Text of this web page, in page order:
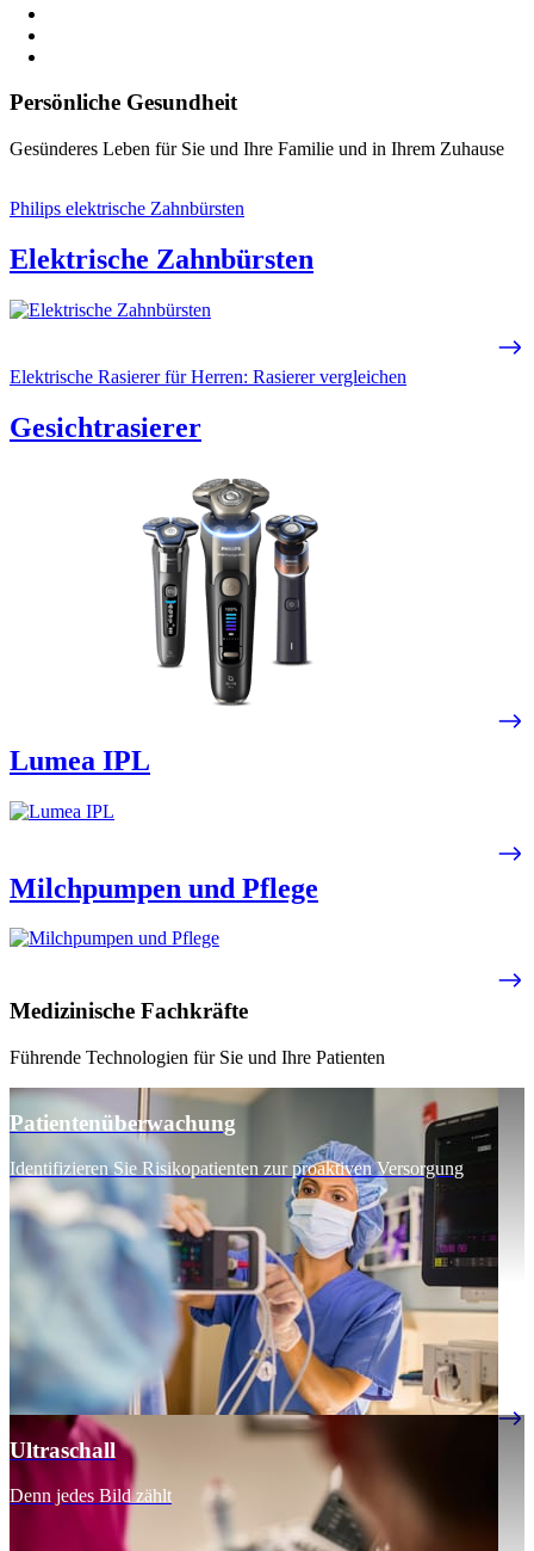
Persönliche Gesundheit
Gesünderes Leben für Sie und Ihre Familie und in Ihrem Zuhause
Philips elektrische Zahnbürsten
Elektrische Zahnbürsten
Elektrische Rasierer für Herren: Rasierer vergleichen
Gesichtrasierer
Lumea IPL​
Milchpumpen und Pflege​
Medizinische Fachkräfte
Führende Technologien für Sie und Ihre Patienten
Patientenüberwachung
Identifizieren Sie Risikopatienten zur proaktiven Versorgung
Ultraschall
Denn jedes Bild zählt